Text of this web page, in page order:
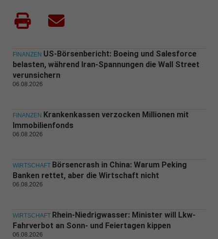
FINANZEN US-Börsenbericht: Boeing und Salesforce
belasten, während Iran-Spannungen die Wall Street
verunsichern
06.08.2026
FINANZEN Krankenkassen verzocken Millionen mit
Immobilienfonds
06.08.2026
WIRTSCHAFT Börsencrash in China: Warum Peking
Banken rettet, aber die Wirtschaft nicht
06.08.2026
WIRTSCHAFT Rhein-Niedrigwasser: Minister will Lkw-
Fahrverbot an Sonn- und Feiertagen kippen
06.08.2026